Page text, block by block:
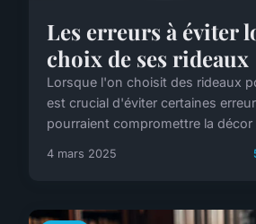
Les erreurs à éviter
choix de ses rideaux
Lorsque l'on choisit des rideaux
est crucial d'éviter certaines
pourraient compromettre la décor
4 mars 2025